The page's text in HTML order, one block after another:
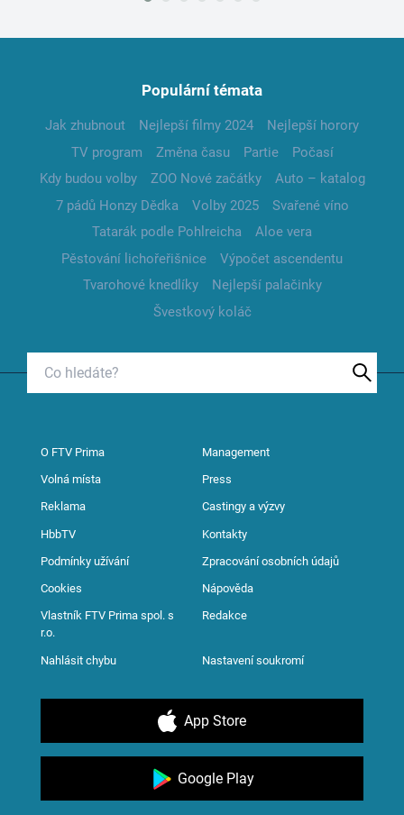
Populární témata
Jak zhubnout Nejlepší filmy 2024
Nejlepší horory
TV program
Změna času Partie
Počasí
Kdy budou volby
ZOO Nové začátky
Auto – katalog
7 pádů Honzy Dědka
Volby 2025
Svařené víno
Tatarák podle Pohlreicha
Aloe vera
Pěstování lichořeřišnice
Výpočet ascendentu
Tvarohové knedlíky
Nejlepší palačinky
Švestkový koláč
O FTV Prima Management
Volná místa Press
Reklama Castingy a výzvy
HbbTV Kontakty
Podmínky užívání Zpracování osobních údajů
Cookies Nápověda
Vlastník FTV Prima spol. s
r.o.
Redakce
Nahlásit chybu Nastavení soukromí
App Store
Google Play